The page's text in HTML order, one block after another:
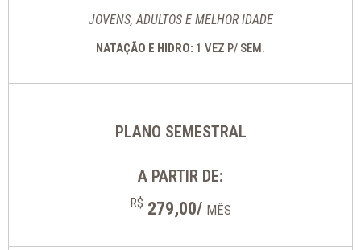
JOVENS, ADULTOS E MELHOR IDADE
NATAÇÃO E HIDRO: 1 VEZ P/ SEM.
PLANO SEMESTRAL
A PARTIR DE:
R$ 279,00/ MÊS